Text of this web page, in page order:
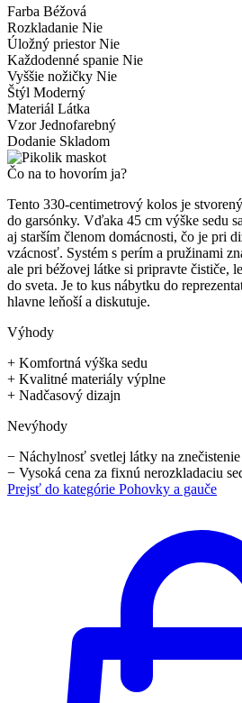
Farba Béžová
Rozkladanie Nie
Úložný priestor Nie
Každodenné spanie Nie
Vyššie nožičky Nie
Štýl Moderný
Materiál Látka
Vzor Jednofarebný
Dodanie Skladom
Čo na to hovorím ja?
Tento 330-centimetrový kolos je
do garsónky. Vďaka 45 cm výške sedu
aj starším členom domácnosti, čo je pri
vzácnosť. Systém s perím a pružinami
ale pri béžovej látke si pripravte čističe,
do sveta. Je to kus nábytku do
hlavne leňoší a diskutuje.
Výhody
+ Komfortná výška sedu
+ Kvalitné materiály výplne
+ Nadčasový dizajn
Nevýhody
− Náchylnosť svetlej látky na znečistenie
− Vysoká cena za fixnú nerozkladaciu
Prejsť do kategórie Pohovky a gauče